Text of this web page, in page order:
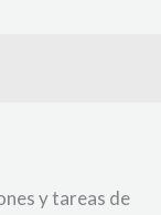
y tareas de